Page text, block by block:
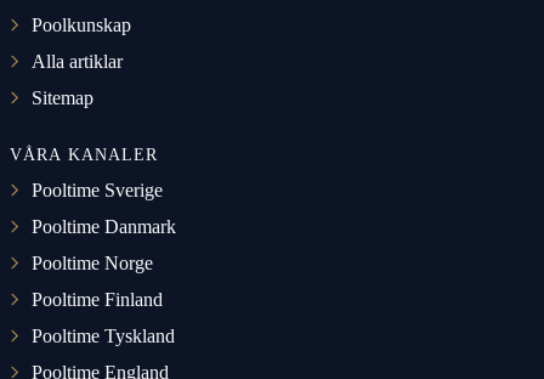
Poolkunskap
Alla artiklar
Sitemap
VÅRA KANALER
Pooltime Sverige
Pooltime Danmark
Pooltime Norge
Pooltime Finland
Pooltime Tyskland
Pooltime England